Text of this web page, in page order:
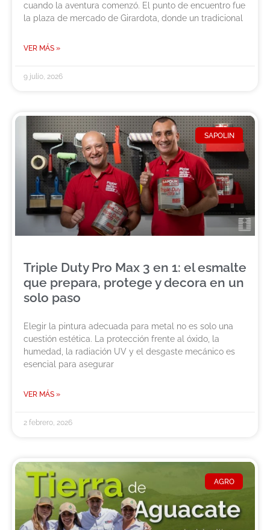
cuando la aventura comenzó. El punto de encuentro fue
la plaza de mercado de Girardota, donde un tradicional
VER MÁS »
9 julio, 2026
SAPOLIN
Triple Duty Pro Max 3 en 1: el esmalte
que prepara, protege y decora en un
solo paso
Elegir la pintura adecuada para metal no es solo una
cuestión estética. La protección frente al óxido, la
humedad, la radiación UV y el desgaste mecánico es
esencial para asegurar
VER MÁS »
2 febrero, 2026
AGRO